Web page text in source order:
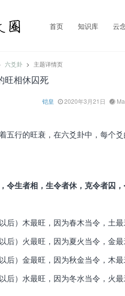
首页 知识库 云
六爻卦 主题详情页
旺相休囚死
铠皇 2020年3月21日
五行的旺衰，在六爻卦中，每个
令生者相，生令者休，克令者囚，
后）木最旺，因为春木当令，土最
后）火最旺，因为夏火当令，金
后）金最旺，因为秋金当令，木最
后）水最旺，因为冬水当令，火最